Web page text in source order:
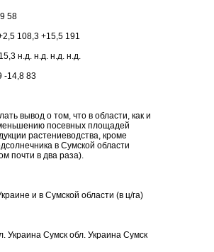
58
108,3 +15,5 191
н.д. н.д. н.д. н.д.
-14,8 83
вывод о том, что в области, как и
посевных площадей
растениеводства, кроме
в Сумской области
почти в два раза).
и в Сумской области (в ц/га)
Украина Сумск обл. Украина Сумск